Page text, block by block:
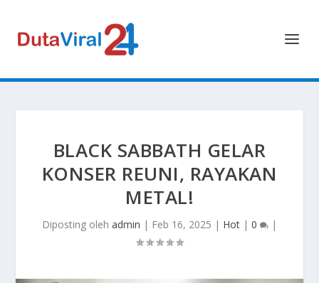
BLACK SABBATH GELAR
KONSER REUNI, RAYAKAN
METAL!
Diposting oleh admin | Feb 16, 2025 | Hot | 0 |